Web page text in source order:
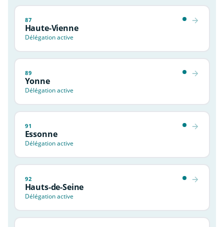
87
Haute-Vienne
Délégation active
89
Yonne
Délégation active
91
Essonne
Délégation active
92
Hauts-de-Seine
Délégation active